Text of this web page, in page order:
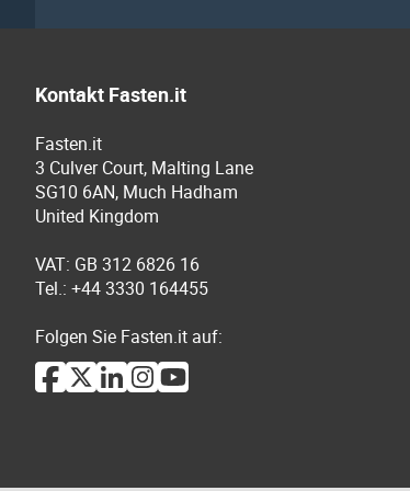
Kontakt Fasten.it
Fasten.it
3 Culver Court, Malting Lane
SG10 6AN, Much Hadham
United Kingdom
VAT: GB 312 6826 16
Tel.: +44 3330 164455
Folgen Sie Fasten.it auf: